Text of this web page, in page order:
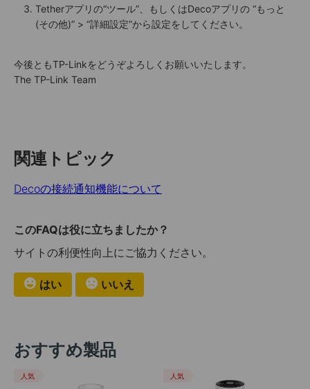
Tetherアプリの“ツール”、もしくはDecoアプリの “もっと
(その他)” > “詳細設定”から設定をしてください。
今後ともTP-Linkをどうぞよろしくお願いいたします。
The TP-Link Team
関連トピック
Decoの接続通知機能について
このFAQは役に立ちましたか？
サイトの利便性向上にご協力ください。
はい いいえ
おすすめ製品
人気 人気